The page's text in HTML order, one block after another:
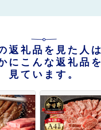
返礼品を見た人は
にこんな返礼品を
見ています。